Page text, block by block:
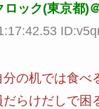
ロック(東京都)
の机では食べ
らけだしで困